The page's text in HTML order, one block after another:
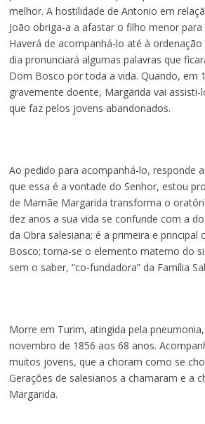
melhor. A hostilidade de Antonio em
João obriga-a a afastar o filho menor para
Haverá de acompanhá-lo até à
dia pronunciará algumas palavras que
Dom Bosco por toda a vida. Quando, em
gravemente doente, Margarida vai
que faz pelos jovens abandonados.
Ao pedido para acompanhá-lo, responde
que essa é a vontade do Senhor, estou
de Mamãe Margarida transforma o
dez anos a sua vida se confunde com a
da Obra salesiana; é a primeira e
Bosco; torna-se o elemento materno do
sem o saber, “co-fundadora” da Família
Morre em Turim, atingida pela
novembro de 1856 aos 68 anos.
muitos jovens, que a choram como se
Gerações de salesianos a chamaram e a
Margarida.